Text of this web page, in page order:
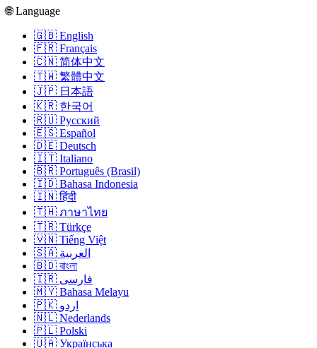
🌐 Language
🇬🇧 English
🇫🇷 Français
🇨🇳 简体中文
🇹🇼 繁體中文
🇯🇵 日本語
🇰🇷 한국어
🇷🇺 Русский
🇪🇸 Español
🇩🇪 Deutsch
🇮🇹 Italiano
🇧🇷 Português (Brasil)
🇮🇩 Bahasa Indonesia
🇮🇳 हिंदी
🇹🇭 ภาษาไทย
🇹🇷 Türkçe
🇻🇳 Tiếng Việt
🇸🇦 العربية
🇧🇩 বাংলা
🇮🇷 فارسی
🇲🇾 Bahasa Melayu
🇵🇰 اردو
🇳🇱 Nederlands
🇵🇱 Polski
🇺🇦 Українська